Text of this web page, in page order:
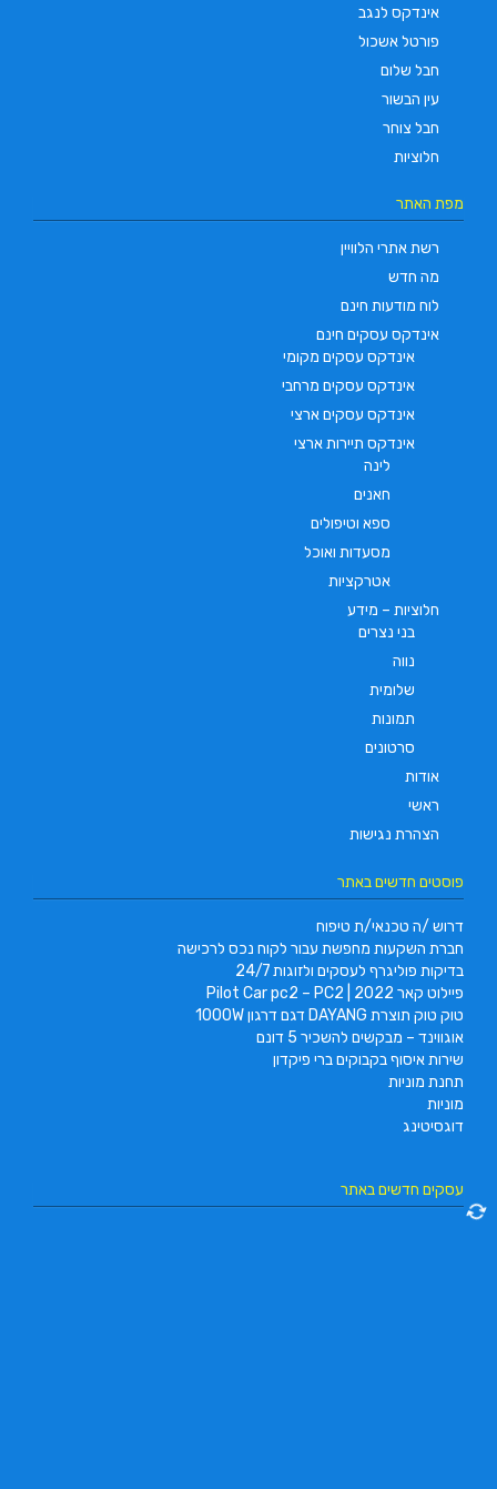
אינדקס לנגב
פורטל אשכול
חבל שלום
עין הבשור
חבל צוחר
חלוציות
מפת האתר
רשת אתרי הלוויין
מה חדש
לוח מודעות חינם
אינדקס עסקים חינם
אינדקס עסקים מקומי
אינדקס עסקים מרחבי
אינדקס עסקים ארצי
אינדקס תיירות ארצי
לינה
חאנים
ספא וטיפולים
מסעדות ואוכל
אטרקציות
חלוציות – מידע
בני נצרים
נווה
שלומית
תמונות
סרטונים
אודות
ראשי
הצהרת נגישות
פוסטים חדשים באתר
דרוש /ה טכנאי/ת טיפוח
חברת השקעות מחפשת עבור לקוח נכס לרכישה
בדיקות פוליגרף לעסקים ולזוגות 24/7
פיילוט קאר 2022 | Pilot Car pc2 – PC2
טוק טוק תוצרת DAYANG דגם דרגון 1000W
אוגווינד – מבקשים להשכיר 5 דונם
שירות איסוף בקבוקים ברי פיקדון
תחנת מוניות
מוניות
דוגסיטינג
עסקים חדשים באתר